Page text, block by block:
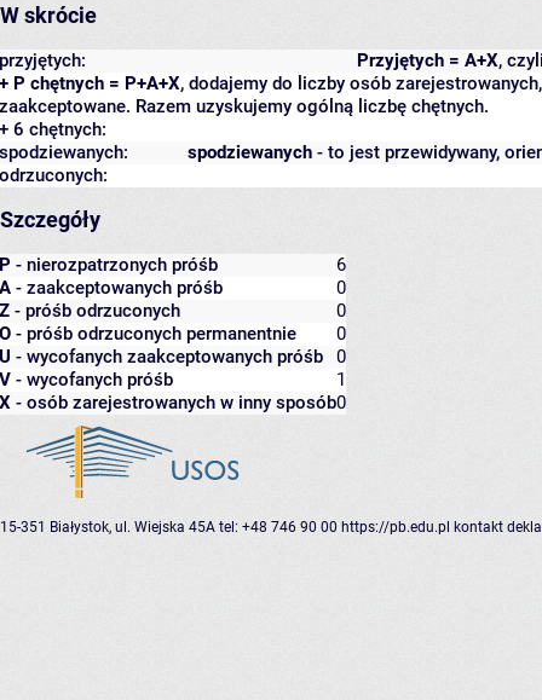
W skrócie
Przyjętych = A+X,
przyjętych:
+ P chętnych = P+A+X, dodajemy do liczby osób
zaakceptowane. Razem uzyskujemy ogólną liczbę chętnych.
+ 6 chętnych:
spodziewanych - to jest przewidywany,
spodziewanych:
odrzuconych:
Szczegóły
P - nierozpatrzonych próśb
6
A - zaakceptowanych próśb
0
Z - próśb odrzuconych
0
O - próśb odrzuconych permanentnie
0
U - wycofanych zaakceptowanych próśb
0
V - wycofanych próśb
1
X - osób zarejestrowanych w inny sposób0
15-351 Białystok, ul. Wiejska 45A tel: +48 746 90 00 https://pb.edu.pl kontakt